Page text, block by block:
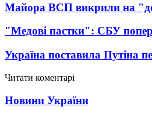
Майора ВСП викрили на
"Медові пастки": СБУ
Україна поставила Путіна
Читати коментарі
Новини України